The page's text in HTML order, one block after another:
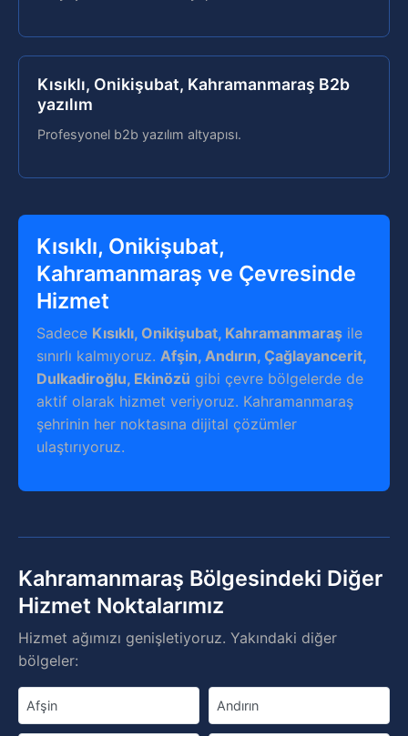
Kısıklı, Onikişubat, Kahramanmaraş B2b
yazılım
Profesyonel b2b yazılım altyapısı.
Kısıklı, Onikişubat,
Kahramanmaraş ve Çevresinde
Hizmet
Sadece Kısıklı, Onikişubat, Kahramanmaraş ile
sınırlı kalmıyoruz. Afşin, Andırın, Çağlayancerit,
Dulkadiroğlu, Ekinözü gibi çevre bölgelerde de
aktif olarak hizmet veriyoruz. Kahramanmaraş
şehrinin her noktasına dijital çözümler
ulaştırıyoruz.
Kahramanmaraş Bölgesindeki Diğer
Hizmet Noktalarımız
Hizmet ağımızı genişletiyoruz. Yakındaki diğer
bölgeler:
Afşin Andırın